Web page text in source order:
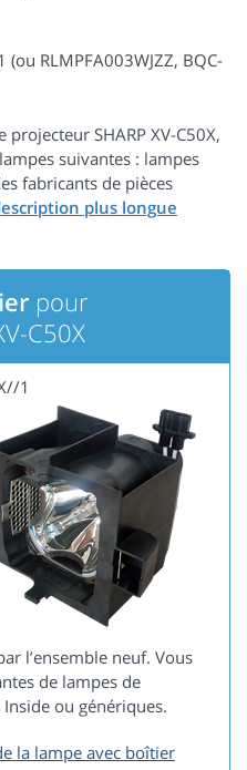
RLMPFA003WJZZ, BQC-
SHARP XV-C50X,
suivantes : lampes
fabricants de pièces
pour
C50X
1
l’ensemble neuf. Vous
de lampes de
ou génériques.
la lampe avec boîtier